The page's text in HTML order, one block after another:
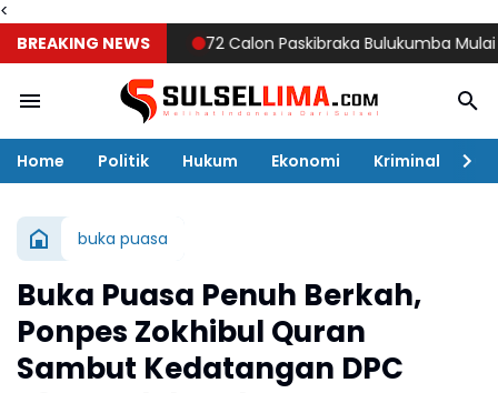
<
BREAKING NEWS
72 Calon Paskibraka Bulukumba Mulai
Home Politik Hukum Ekonomi Kriminal
buka puasa
Buka Puasa Penuh Berkah,
Ponpes Zokhibul Quran
Sambut Kedatangan DPC